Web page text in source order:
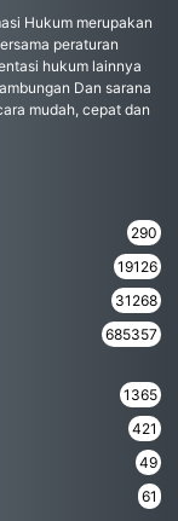
Hukum merupakan
peraturan
hukum lainnya
Dan sarana
mudah, cepat dan
290
19126
31268
685357
1365
421
49
61